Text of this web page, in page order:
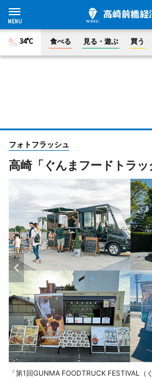
34°C 食べる 見る・遊ぶ 買う
フォトフラッシュ
高崎「ぐんまフードトラッ
「第1回GUNMA FOODTRUCK FESTIVAL（